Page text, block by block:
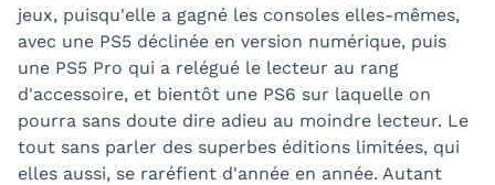
jeux, puisqu'elle a gagné les consoles elles-mêmes,
avec une PS5 déclinée en version numérique, puis
une PS5 Pro qui a relégué le lecteur au rang
d'accessoire, et bientôt une PS6 sur laquelle on
pourra sans doute dire adieu au moindre lecteur. Le
tout sans parler des superbes éditions limitées, qui
elles aussi, se raréfient d'année en année. Autant